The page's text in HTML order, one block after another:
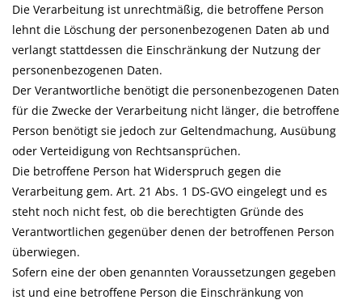
Die Verarbeitung ist unrechtmäßig, die betroffene Person
lehnt die Löschung der personenbezogenen Daten ab und
verlangt stattdessen die Einschränkung der Nutzung der
personenbezogenen Daten.
Der Verantwortliche benötigt die personenbezogenen Daten
für die Zwecke der Verarbeitung nicht länger, die betroffene
Person benötigt sie jedoch zur Geltendmachung, Ausübung
oder Verteidigung von Rechtsansprüchen.
Die betroffene Person hat Widerspruch gegen die
Verarbeitung gem. Art. 21 Abs. 1 DS-GVO eingelegt und es
steht noch nicht fest, ob die berechtigten Gründe des
Verantwortlichen gegenüber denen der betroffenen Person
überwiegen.
Sofern eine der oben genannten Voraussetzungen gegeben
ist und eine betroffene Person die Einschränkung von